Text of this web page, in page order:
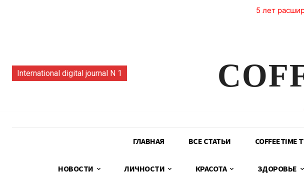
5 лет
International digital journal N 1
ГЛАВНАЯ ВСЕ СТАТЬИ COFFEETIME
НОВОСТИ ЛИЧНОСТИ КРАСОТА ЗДОРОВЬЕ